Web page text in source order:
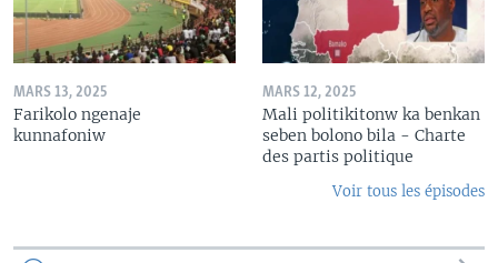
MARS 13, 2025
Farikolo ngenaje
kunnafoniw
MARS 12, 2025
Mali politikitonw ka benkan
seben bolono bila - Charte
des partis politique
Voir tous les épisodes